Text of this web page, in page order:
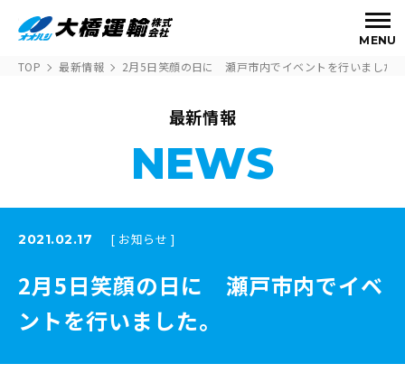
MENU
TOP 最新情報 2月5日笑顔の日に 瀬戸市内でイベントを行いました
最新情報
NEWS
2021.02.17 [ お知らせ ]
2月5日笑顔の日に 瀬戸市内でイベ
ントを行いました。